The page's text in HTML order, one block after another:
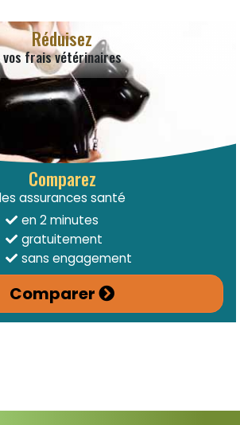
Réduisez
vos frais vétérinaires
Comparez
les assurances santé
en 2 minutes
gratuitement
sans engagement
Comparer